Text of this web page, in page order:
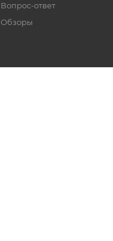
Вопрос-ответ
Обзоры